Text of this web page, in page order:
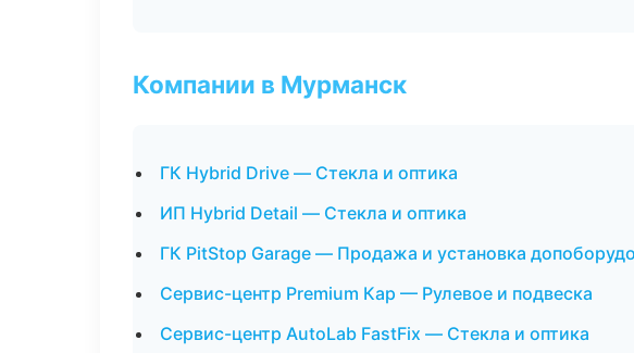
Компании в Мурманск
ГК Hybrid Drive — Стекла и оптика
ИП Hybrid Detail — Стекла и оптика
ГК PitStop Garage — Продажа и установка
Сервис-центр Premium Кар — Рулевое и подвеска
Сервис-центр AutoLab FastFix — Стекла и оптика